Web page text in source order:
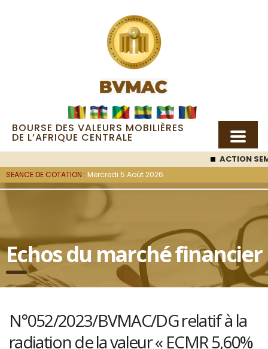
BOURSE DES VALEURS MOBILIÈRES
DE L’AFRIQUE CENTRALE
ACTION
SEANCE DE COTATION : Mercredi 5 Août 2026
Echos du marché financier
N°052/2023/BVMAC/DG relatif à la
radiation de la valeur « ECMR 5,60%